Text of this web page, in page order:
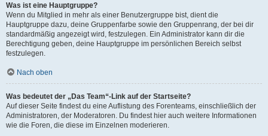
Was ist eine Hauptgruppe?
Wenn du Mitglied in mehr als einer Benutzergruppe bist, dient die
Hauptgruppe dazu, deine Gruppenfarbe sowie den Gruppenrang, der bei dir
standardmäßig angezeigt wird, festzulegen. Ein Administrator kann dir die
Berechtigung geben, deine Hauptgruppe im persönlichen Bereich selbst
festzulegen.
Nach oben
Was bedeutet der „Das Team“-Link auf der Startseite?
Auf dieser Seite findest du eine Auflistung des Forenteams, einschließlich der
Administratoren, der Moderatoren. Du findest hier auch weitere Informationen
wie die Foren, die diese im Einzelnen moderieren.